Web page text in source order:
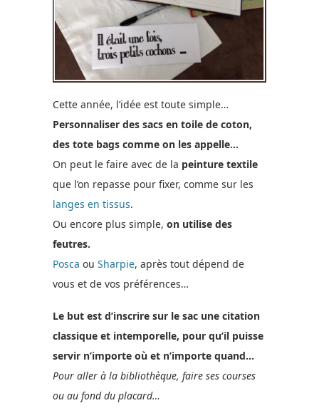
Cette année, l’idée est toute simple…
Personnaliser des sacs en toile de coton,
des tote bags comme on les appelle…
On peut le faire avec de la peinture textile
que l’on repasse pour fixer, comme sur les
langes en tissus.
Ou encore plus simple, on utilise des
feutres.
Posca ou Sharpie, après tout dépend de
vous et de vos préférences…
Le but est d’inscrire sur le sac une citation
classique et intemporelle, pour qu’il puisse
servir n’importe où et n’importe quand…
Pour aller à la bibliothèque, faire ses courses
ou au fond du placard…